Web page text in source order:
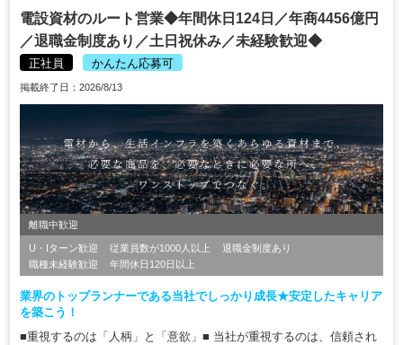
電設資材のルート営業◆年間休日124日／年商4456億円
／退職金制度あり／土日祝休み／未経験歓迎◆
正社員 かんたん応募可
掲載終了日：2026/8/13
離職中歓迎
U・Iターン歓迎 従業員数が1000人以上
退職金制度あり
職種未経験歓迎
年間休日120日以上
業界のトップランナーである当社でしっかり成長★安定したキャリア
を築こう！
■重視するのは「人柄」と「意欲」■ 当社が重視するのは、信頼され